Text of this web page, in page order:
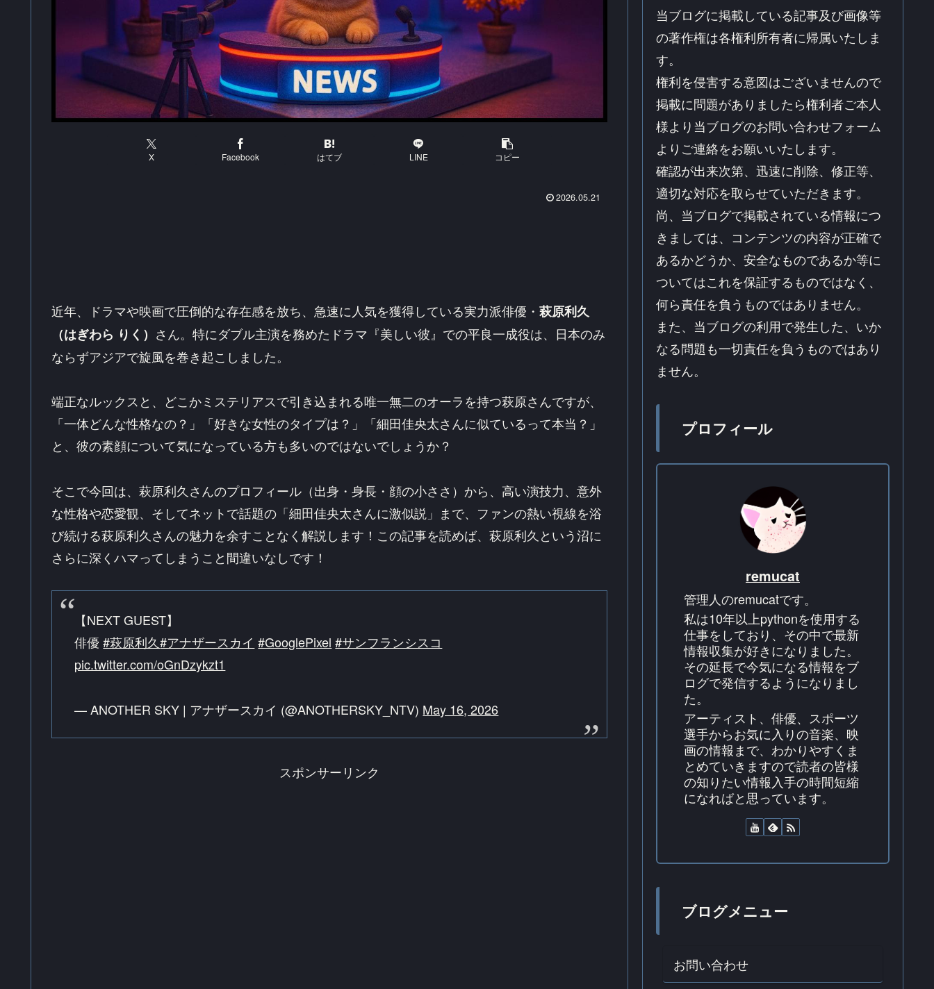
X Facebook はてブ LINE コピー
2026.05.21
近年、ドラマや映画で圧倒的な存在感を放ち、急速に人気を獲得している実力派俳優・ 萩原利久
（はぎわら りく） さん。特にダブル主演を務めたドラマ『美しい彼』での平良一成役は、日本のみ
ならずアジアで旋風を巻き起こしました。
端正なルックスと、どこかミステリアスで引き込まれる唯一無二のオーラを持つ萩原さんですが、
「一体どんな性格なの？」「好きな女性のタイプは？」「細田佳央太さんに似ているって本当？」
と、彼の素顔について気になっている方も多いのではないでしょうか？
そこで今回は、萩原利久さんのプロフィール（出身・身長・顔の小ささ）から、高い演技力、意外
な性格や恋愛観、そしてネットで話題の「細田佳央太さんに激似説」まで、ファンの熱い視線を浴
び続ける萩原利久さんの魅力を余すことなく解説します！この記事を読めば、萩原利久という沼に
さらに深くハマってしまうこと間違いなしです！
【NEXT GUEST】
俳優#萩原利久#アナザースカイ #GooglePixel #サンフランシスコ
pic.twitter.com/oGnDzykzt1
— ANOTHER SKY | アナザースカイ (@ANOTHERSKY_NTV) May 16, 2026
スポンサーリンク
当ブログに掲載している記事及び画像等
の著作権は各権利所有者に帰属いたしま
す。
権利を侵害する意図はございませんので
掲載に問題がありましたら権利者ご本人
様より当ブログのお問い合わせフォーム
よりご連絡をお願いいたします。
確認が出来次第、迅速に削除、修正等、
適切な対応を取らせていただきます。
尚、当ブログで掲載されている情報につ
きましては、コンテンツの内容が正確で
あるかどうか、安全なものであるか等に
ついてはこれを保証するものではなく、
何ら責任を負うものではありません。
また、当ブログの利用で発生した、いか
なる問題も一切責任を負うものではあり
ません。
プロフィール
remucat
管理人のremucatです。
私は10年以上pythonを使用する
仕事をしており、その中で最新
情報収集が好きになりました。
その延長で今気になる情報をブ
ログで発信するようになりまし
た。
アーティスト、俳優、スポーツ
選手からお気に入りの音楽、映
画の情報まで、わかりやすくま
とめていきますので読者の皆様
の知りたい情報入手の時間短縮
になればと思っています。
ブログメニュー
お問い合わせ